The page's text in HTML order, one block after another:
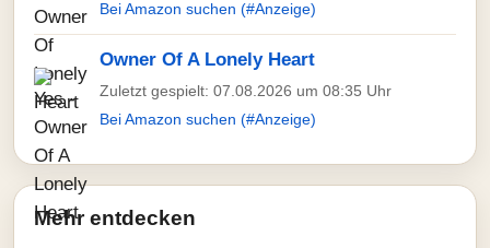
Bei Amazon suchen (#Anzeige)
Owner Of A Lonely Heart
Zuletzt gespielt: 07.08.2026 um 08:35 Uhr
Bei Amazon suchen (#Anzeige)
Mehr entdecken